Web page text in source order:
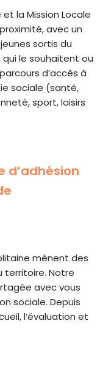
la Mission Locale
avec un
sortis du
qui le souhaitent ou
d’accès à
sociale (santé,
sport, loisirs
d’adhésion
mènent des
territoire. Notre
avec vous
sociale. Depuis
l’évaluation et